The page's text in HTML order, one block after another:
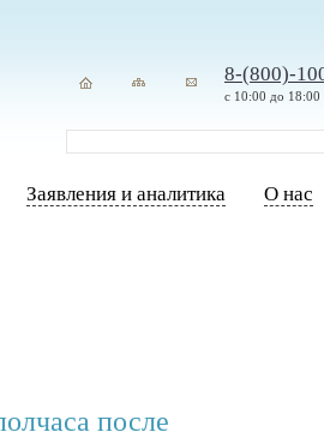
8-(800)-
с 10:00 до 18:00
Заявления и аналитика О нас
после